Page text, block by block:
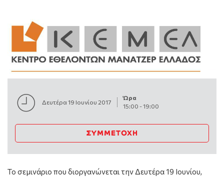
Δευτέρα 19 Ιουνίου 2017
Ώρα
15:00 -19:00
ΣΥΜΜΕΤΟΧΉ
Το σεμινάριο που διοργανώνεται την Δευτέρα 19 Ιουνίου,